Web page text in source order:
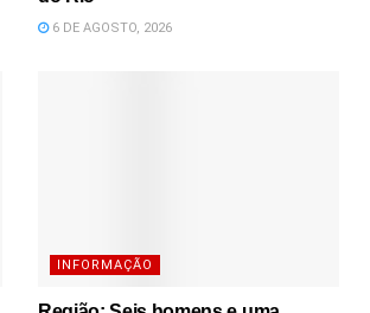
6 DE AGOSTO, 2026
INFORMAÇÃO